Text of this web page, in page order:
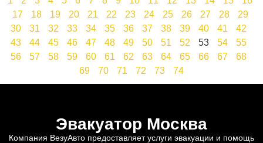
17
18 19 20 21 22 23 24 25 26 27 28
29
30
31 32 33 34 35 36 37 38 39 40 41
42
43
44 45 46 47 48 49 50 51 52 53 54
55
56
57 58 59 60 61 62 63 64 65 66 67
68
69
70 71 72 73 74
Эвакуатор Москва
Компания ВезуАвто предоставляет услуги эвакуации и помощь